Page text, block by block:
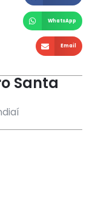
WhatsApp
Email
Santa